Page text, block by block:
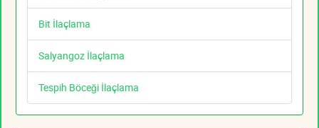
Bit İlaçlama
Salyangoz İlaçlama
Tespih Böceği İlaçlama